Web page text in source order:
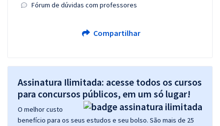
Fórum de dúvidas com professores
Compartilhar
Assinatura Ilimitada: acesse todos os cursos
para concursos públicos, em um só lugar!
O melhor custo
benefício para os seus estudos e seu bolso. São mais de 25